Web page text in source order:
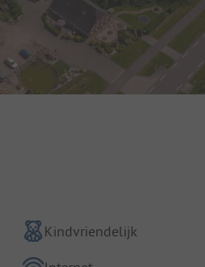
Kindvriendelijk